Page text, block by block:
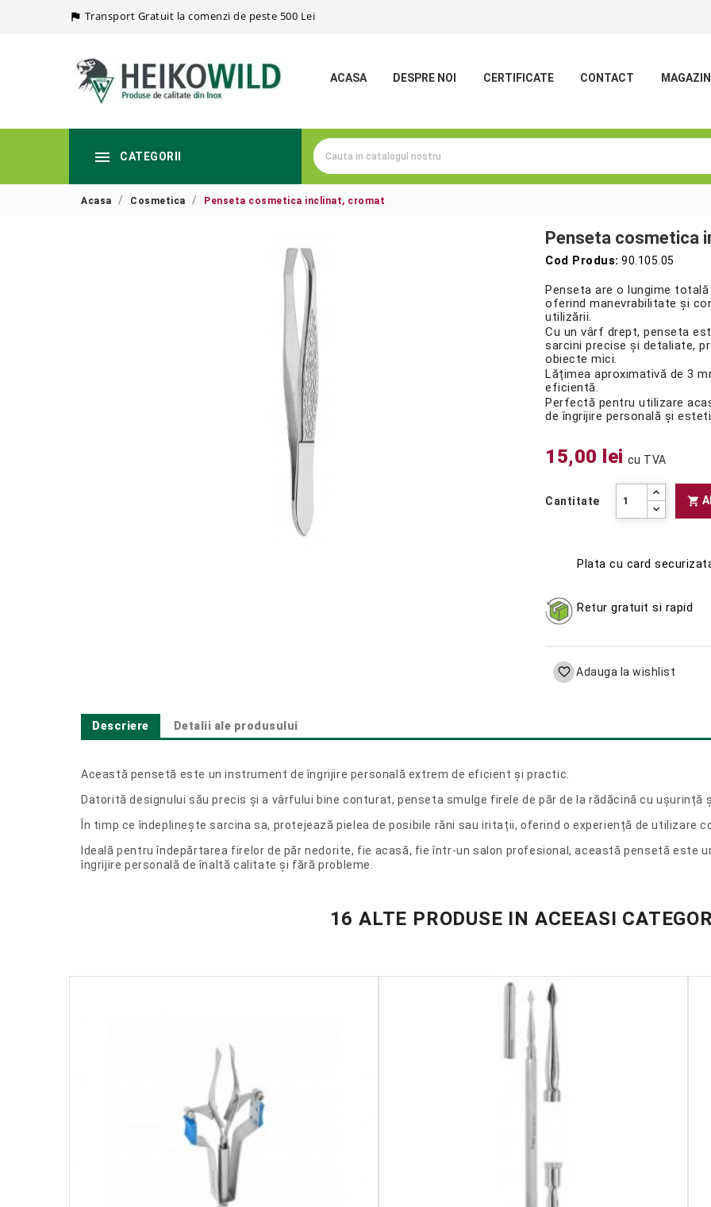
 Transport Gratuit la comenzi de peste 500 Lei
ACASA DESPRE NOI CERTIFICATE CONTACT
 CATEGORII
Acasa Cosmetica Penseta cosmetica inclinat, cromat
Penseta cosmetica
Cod Produs: 90.105.05
Penseta are o lungime totală
oferind manevrabilitate și
utilizării.
Cu un vârf drept, penseta
sarcini precise și detaliate,
obiecte mici.
Lățimea aproximativă de 3
eficientă.
Perfectă pentru utilizare
de îngrijire personală și
15,00 lei cu TVA
Cantitate 
Plata cu card
Retur gratuit si rapid
 Adauga la wishlist
Descriere Detalii ale produsului
Această pensetă este un instrument de îngrijire personală extrem de eficient și practic.
Datorită designului său precis și a vârfului bine conturat, penseta smulge firele de păr de la rădăcină cu ușurință
În timp ce îndeplinește sarcina sa, protejează pielea de posibile răni sau iritații, oferind o experiență de utilizare
Ideală pentru îndepărtarea firelor de păr nedorite, fie acasă, fie într-un salon profesional, această pensetă este
îngrijire personală de înaltă calitate și fără probleme.
16 ALTE PRODUSE IN ACEEASI